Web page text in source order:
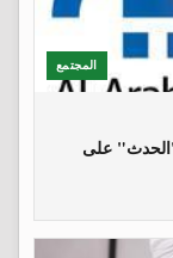
المجتمع
على